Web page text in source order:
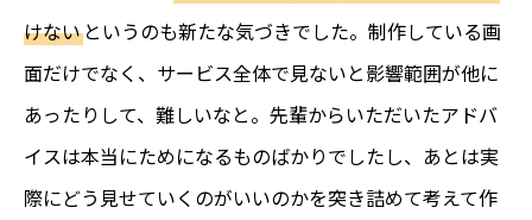
けない というのも新たな気づきでした。制作している画
面だけでなく、サービス全体で見ないと影響範囲が他に
あったりして、難しいなと。先輩からいただいたアドバ
イスは本当にためになるものばかりでしたし、あとは実
際にどう見せていくのがいいのかを突き詰めて考えて作